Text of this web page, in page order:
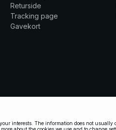
Returside
Tracking page
Gavekort